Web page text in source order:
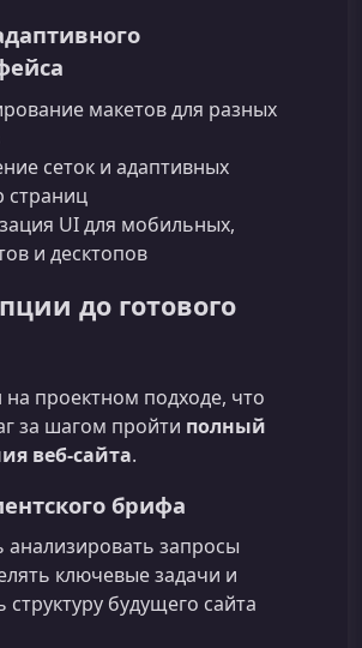
макетов для разных
сеток и адаптивных
страниц
UI для мобильных,
и десктопов
до готового
на проектном подходе, что
за шагом пройти полный
веб‑сайта.
брифа
анализировать запросы
ключевые задачи и
будущего сайта